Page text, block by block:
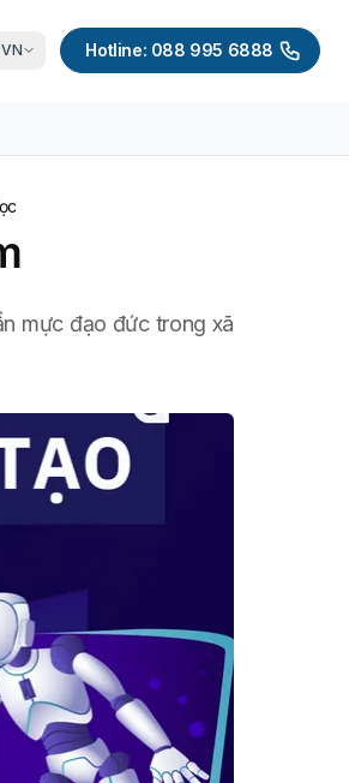
VN Hotline: 088 995 6888
mực đạo đức trong xã